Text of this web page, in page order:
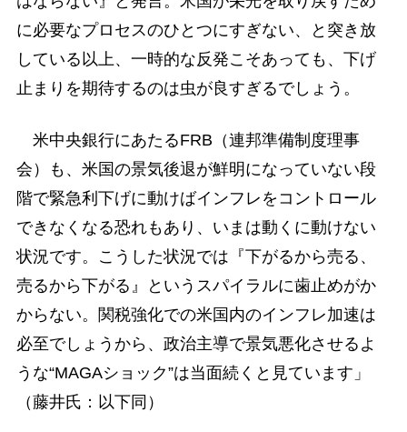
に必要なプロセスのひとつにすぎない、と突き放
している以上、一時的な反発こそあっても、下げ
止まりを期待するのは虫が良すぎるでしょう。
米中央銀行にあたるFRB（連邦準備制度理事
会）も、米国の景気後退が鮮明になっていない段
階で緊急利下げに動けばインフレをコントロール
できなくなる恐れもあり、いまは動くに動けない
状況です。こうした状況では『下がるから売る、
売るから下がる』というスパイラルに歯止めがか
からない。関税強化での米国内のインフレ加速は
必至でしょうから、政治主導で景気悪化させるよ
うな“MAGAショック”は当面続くと見ています」
（藤井氏：以下同）